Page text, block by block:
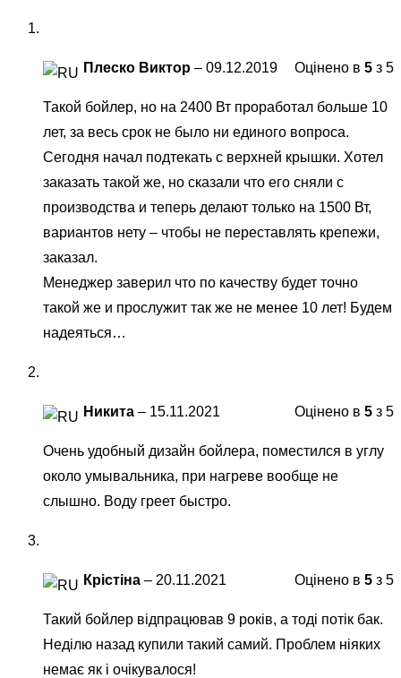
Оцінено в 5 з 5
Плеско Виктор – 09.12.2019
Такой бойлер, но на 2400 Вт проработал больше 10
лет, за весь срок не было ни единого вопроса.
Сегодня начал подтекать с верхней крышки. Хотел
заказать такой же, но сказали что его сняли с
производства и теперь делают только на 1500 Вт,
вариантов нету – чтобы не переставлять крепежи,
заказал.
Менеджер заверил что по качеству будет точно
такой же и прослужит так же не менее 10 лет! Будем
надеяться…
Оцінено в 5 з 5
Никита – 15.11.2021
Очень удобный дизайн бойлера, поместился в углу
около умывальника, при нагреве вообще не
слышно. Воду греет быстро.
Оцінено в 5 з 5
Крістіна – 20.11.2021
Такий бойлер відпрацював 9 років, а тоді потік бак.
Неділю назад купили такий самий. Проблем ніяких
немає як і очікувалося!